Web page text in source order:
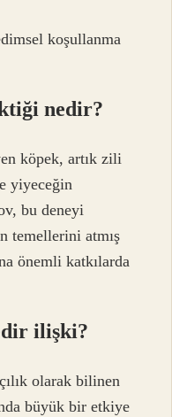
koşullanma
nedir?
köpek, artık zili
yiyeceğin
bu deneyi
temellerini atmış
önemli katkılarda
ilişki?
olarak bilinen
büyük bir etkiye